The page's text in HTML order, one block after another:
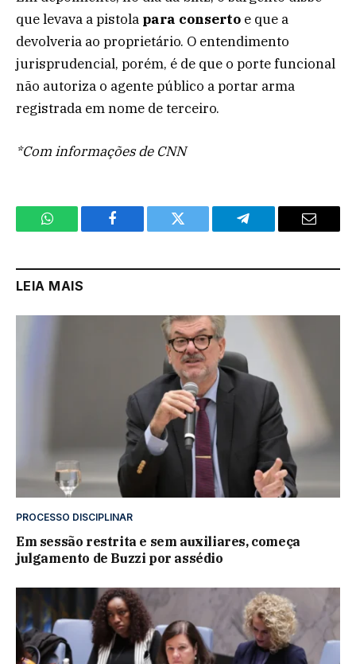
que levava a pistola para conserto e que a
devolveria ao proprietário. O entendimento
jurisprudencial, porém, é de que o porte funcional
não autoriza o agente público a portar arma
registrada em nome de terceiro.
*Com informações de CNN
WhatsApp Facebook Twitter Telegram Email
LEIA MAIS
PROCESSO DISCIPLINAR
Em sessão restrita e sem auxiliares, começa
julgamento de Buzzi por assédio